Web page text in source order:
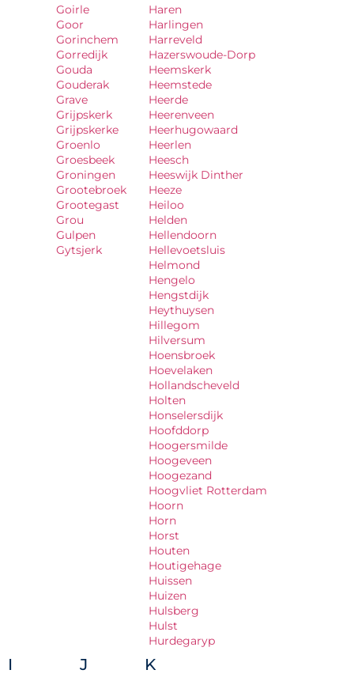
Goirle
Goor
Gorinchem
Gorredijk
Gouda
Gouderak
Grave
Grijpskerk
Grijpskerke
Groenlo
Groesbeek
Groningen
Grootebroek
Grootegast
Grou
Gulpen
Gytsjerk
Haren
Harlingen
Harreveld
Hazerswoude-Dorp
Heemskerk
Heemstede
Heerde
Heerenveen
Heerhugowaard
Heerlen
Heesch
Heeswijk Dinther
Heeze
Heiloo
Helden
Hellendoorn
Hellevoetsluis
Helmond
Hengelo
Hengstdijk
Heythuysen
Hillegom
Hilversum
Hoensbroek
Hoevelaken
Hollandscheveld
Holten
Honselersdijk
Hoofddorp
Hoogersmilde
Hoogeveen
Hoogezand
Hoogvliet Rotterdam
Hoorn
Horn
Horst
Houten
Houtigehage
Huissen
Huizen
Hulsberg
Hulst
Hurdegaryp
I J K